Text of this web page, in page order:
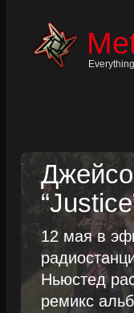
12 мая в
Ньюстед
ремикс